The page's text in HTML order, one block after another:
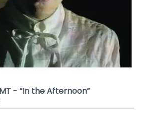
- “In the Afternoon”